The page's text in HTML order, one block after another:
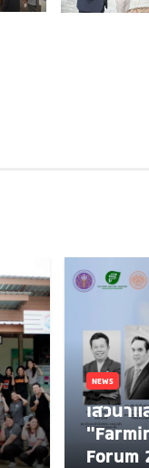
NEWS
เสวนา
Forum